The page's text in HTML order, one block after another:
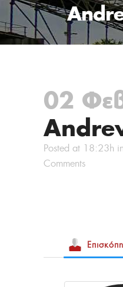
02
Posted at 18:23h in
Comments